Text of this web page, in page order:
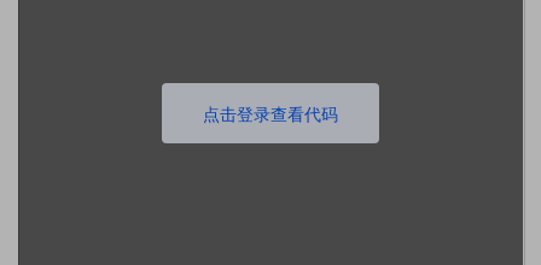
点击登录查看代码